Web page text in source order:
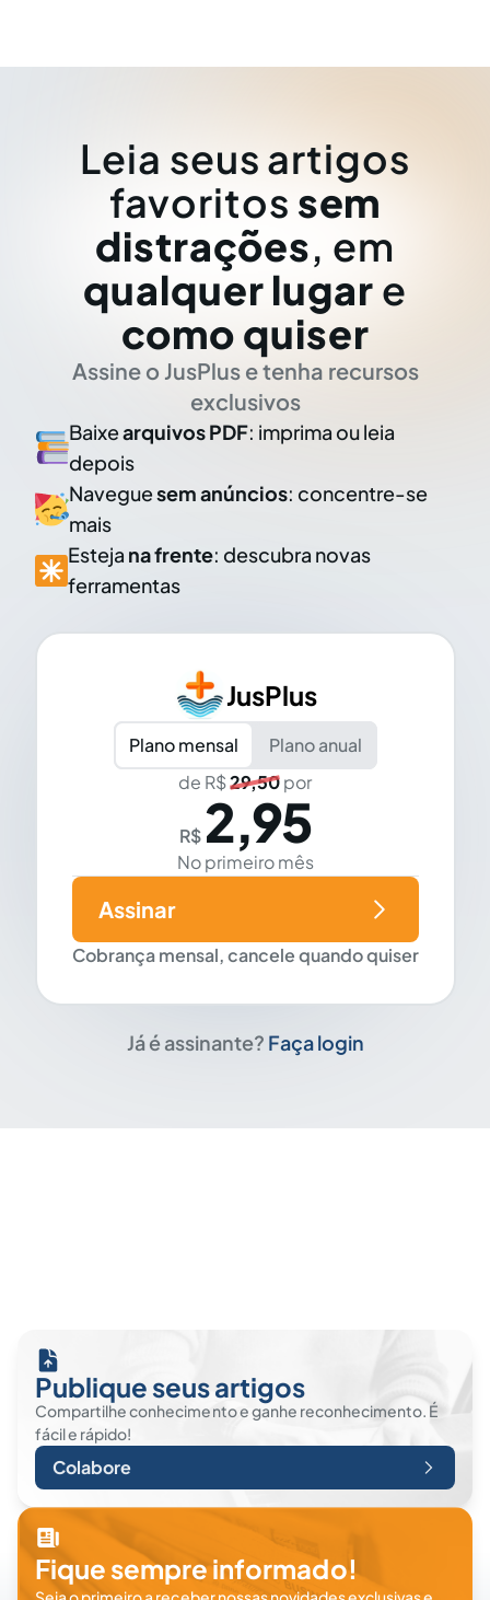
Leia seus artigos
favoritos sem
distrações, em
qualquer lugar e
como quiser
Assine o JusPlus e tenha recursos
exclusivos
Baixearquivos PDF: imprima ou leia
depois
Naveguesem anúncios: concentre-se
mais
Esteja na frente: descubra novas
ferramentas
JusPlus
Plano mensal
Plano anual
de R$29,50por
R$ 2,95
No primeiro mês
Cobrança mensal, cancele quando quiser
Assinar
Já é assinante? Faça login
Publique seus artigos
Compartilhe conhecimento e ganhe reconhecimento. É
fácil e rápido!
Colabore
Fique sempre informado!